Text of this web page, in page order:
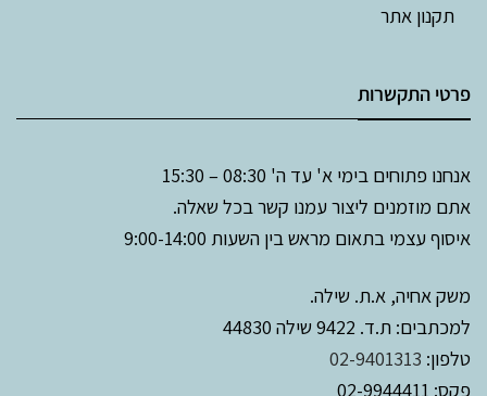
תקנון אתר
פרטי התקשרות
אנחנו פתוחים בימי א' עד ה' 08:30 – 15:30
אתם מוזמנים ליצור עמנו קשר בכל שאלה.
איסוף עצמי בתאום מראש בין השעות 9:00-14:00
משק אחיה, א.ת. שילה.
למכתבים: ת.ד. 9422 שילה 44830
טלפון: 02-9401313
פקס: 02-9944411